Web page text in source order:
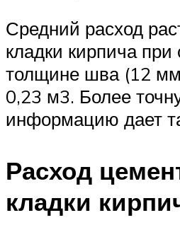
Средний расход
кладки кирпича при
толщине шва (12
0,23 м3. Более
информацию дает
Расход
кладки